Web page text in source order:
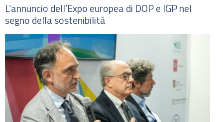
L’annuncio dell’Expo europea di DOP e IGP nel
segno della sostenibilità